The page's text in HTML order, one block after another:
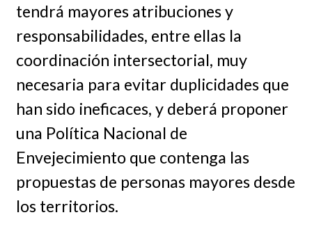
tendrá mayores atribuciones y
responsabilidades, entre ellas la
coordinación intersectorial, muy
necesaria para evitar duplicidades que
han sido ineficaces, y deberá proponer
una Política Nacional de
Envejecimiento que contenga las
propuestas de personas mayores desde
los territorios.